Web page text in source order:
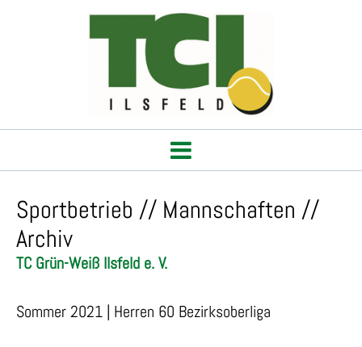
Sportbetrieb // Mannschaften //
Archiv
TC Grün-Weiß Ilsfeld e. V.
Sommer 2021 | Herren 60 Bezirksoberliga